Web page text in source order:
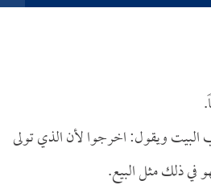
البيت ويقول: اخرجوا لأن الذي تولى
في ذلك مثل البيع.